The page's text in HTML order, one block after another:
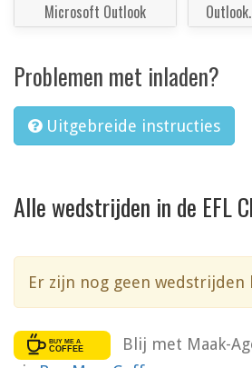
Microsoft Outlook
Problemen met inladen?
Uitgebreide instructies
Alle wedstrijden in de EFL
Er zijn nog geen wedstrijden
Blij met Maak-